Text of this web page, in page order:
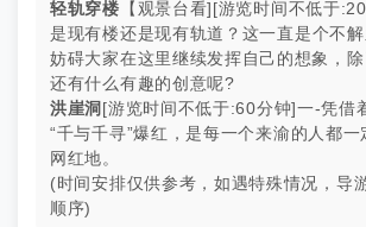
轻轨穿楼 【观景台看][游览时间不低于
是现有楼还是现有轨道？这一直是个不
妨碍大家在这里继续发挥自己的想象，
还有什么有趣的创意呢?
洪崖洞 [游览时间不低于:60分钟]一-凭借
“千与千寻”爆红，是每一个来渝的人都一
网红地。
(时间安排仅供参考，如遇特殊情况，导
顺序)